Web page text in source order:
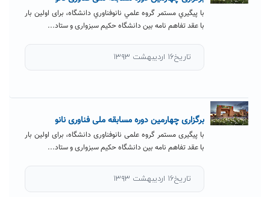
با پيگيري مستمر گروه علمي نانوفناوري دانشگاه، برای اولین بار
با عقد تفاهم نامه بین دانشگاه حکیم سبزواری و ستاد...
تاریخ۱۶ اردیبهشت ۱۳۹۳
برگزاری چهارمین دوره مسابقه ملی فناوری نانو
با پیگیری مستمر گروه علمی نانوفناوری دانشگاه، برای اولین بار
با عقد تفاهم نامه بین دانشگاه حکیم سبزواری و ستاد...
تاریخ۱۶ اردیبهشت ۱۳۹۳